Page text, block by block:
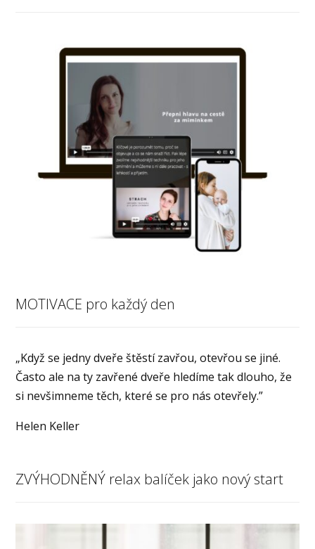
MOTIVACE pro každý den
„Když se jedny dveře štěstí zavřou, otevřou se jiné.
Často ale na ty zavřené dveře hledíme tak dlouho, že
si nevšimneme těch, které se pro nás otevřely.”
Helen Keller
ZVÝHODNĚNÝ relax balíček jako nový start